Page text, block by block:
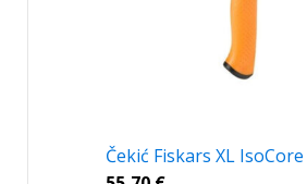
Čekić Fiskars XL